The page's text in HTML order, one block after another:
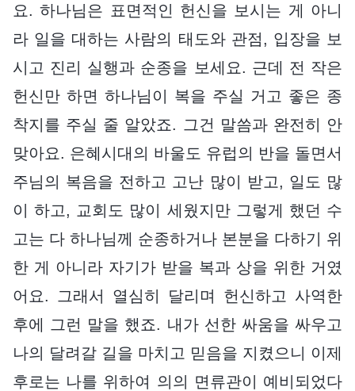
요. 하나님은 표면적인 헌신을 보시는 게 아니
라 일을 대하는 사람의 태도와 관점, 입장을 보
시고 진리 실행과 순종을 보세요. 근데 전 작은
헌신만 하면 하나님이 복을 주실 거고 좋은 종
착지를 주실 줄 알았죠. 그건 말씀과 완전히 안
맞아요. 은혜시대의 바울도 유럽의 반을 돌면서
주님의 복음을 전하고 고난 많이 받고, 일도 많
이 하고, 교회도 많이 세웠지만 그렇게 했던 수
고는 다 하나님께 순종하거나 본분을 다하기 위
한 게 아니라 자기가 받을 복과 상을 위한 거였
어요. 그래서 열심히 달리며 헌신하고 사역한
후에 그런 말을 했죠. 내가 선한 싸움을 싸우고
나의 달려갈 길을 마치고 믿음을 지켰으니 이제
후로는 나를 위하여 의의 면류관이 예비되었다